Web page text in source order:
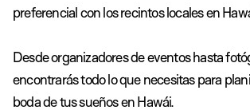
preferencial con los recintos locales en
Desde organizadores de eventos hasta
encontrarás todo lo que necesitas para
boda de tus sueños en Hawái.